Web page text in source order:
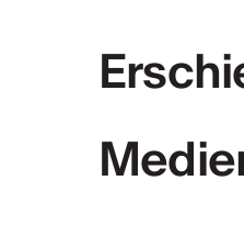
MEHR INFOS & KONTAKT